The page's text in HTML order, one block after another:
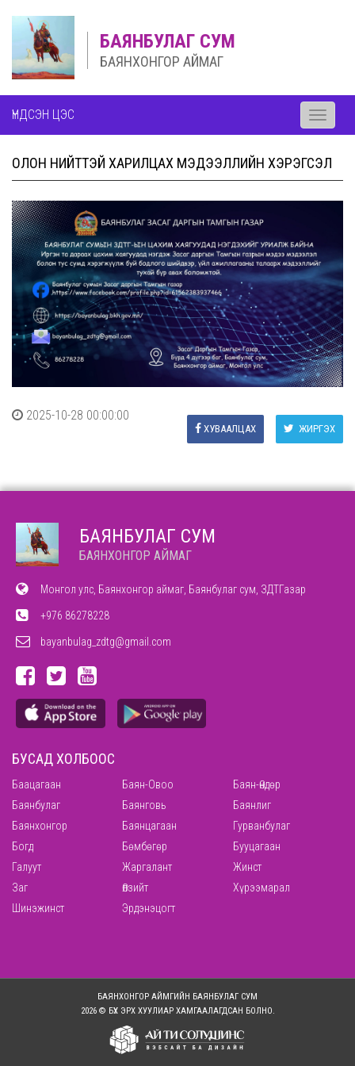
БАЯНБУЛАГ СУМ
БАЯНХОНГОР АЙМАГ
ҮНДСЭН ЦЭС
Toggle
ОЛОН НИЙТТЭЙ ХАРИЛЦАХ МЭДЭЭЛЛИЙН ХЭРЭГСЭЛ
2025-10-28 00:00:00
ЖИРГЭХ
ХУВААЛЦАХ
БАЯНБУЛАГ СУМ
БАЯНХОНГОР АЙМАГ
Монгол улс, Баянхонгор аймаг, Баянбулаг сум, ЗДТГазар
+976 86278228
bayanbulag_zdtg@gmail.com
БУСАД ХОЛБООС
Баацагаан Баян-Овоо
Баян-Өндөр
Баянбулаг
Баянговь
Баянлиг
Баянхонгор
Баянцагаан
Гурванбулаг
Богд
Бөмбөгөр
Бууцагаан
Галуут
Жаргалант
Жинст
Заг
Өлзийт
Хүрээмарал
Шинэжинст
Эрдэнэцогт
БАЯНХОНГОР АЙМГИЙН БАЯНБУЛАГ СУМ
2026 © БҮХ ЭРХ ХУУЛИАР ХАМГААЛАГДСАН БОЛНО.